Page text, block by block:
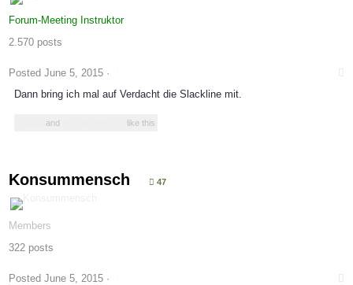
Forum-Meeting Instruktor
2.570 posts
Posted June 5, 2015 ·
Dann bring ich mal auf Verdacht die Slackline mit.
and like this
Konsummensch 47
Members
322 posts
Posted June 5, 2015 ·